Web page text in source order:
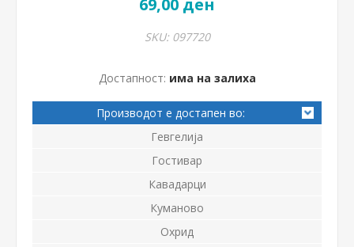
69,00 ден
SKU: 097720
Достапност: има на залиха
Производот е достапен во:
Гевгелија
Гостивар
Кавадарци
Куманово
Охрид